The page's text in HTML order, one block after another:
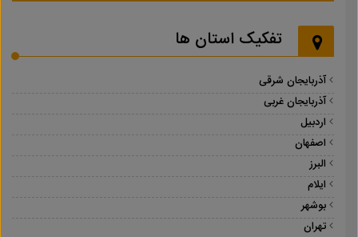
تفکیک استان ها
آذربایجان شرقی
آذربایجان غربی
اردبیل
اصفهان
البرز
ایلام
بوشهر
تهران